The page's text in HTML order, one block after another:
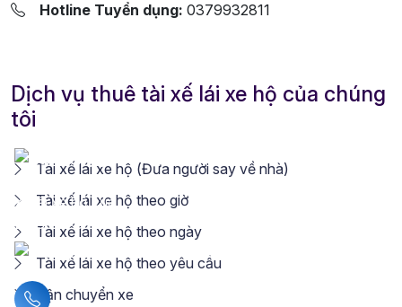
Hotline Tuyển dụng: 0379932811
Dịch vụ thuê tài xế lái xe hộ của chúng
tôi
Tài xế lái xe hộ (Đưa người say về nhà)
Tài xế lái xe hộ theo giờ
Tài xế lái xe hộ theo ngày
Tài xế lái xe hộ theo yêu cầu
Vận chuyển xe
Liên hệ hotline